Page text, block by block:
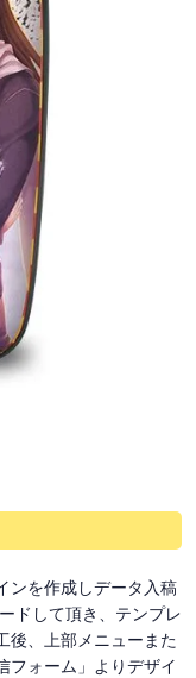
ンを作成しデータ入稿
ドして頂き、テンプレ
後、上部メニューまた
フォーム」よりデザイ